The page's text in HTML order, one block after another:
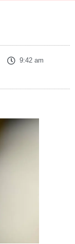
9:42 am